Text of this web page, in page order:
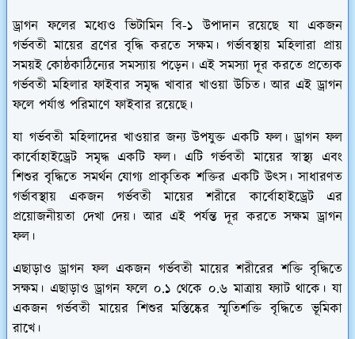
ড্রাগন ফলের মধ্যেও ভিটামিন বি-১ উপাদান রয়েছে যা একজন
গর্ভবতী মায়ের ব্রণের বৃদ্ধি করতে সক্ষম। গর্ভাবস্থায় মহিলারা প্রায়
সময়ই কোষ্ঠকাঠিন্যের সমস্যায় পড়েন। এই সমস্যা দূর করতে প্রত্যেক
গর্ভবতী মহিলার ফাইবার সমৃদ্ধ খাবার খাওয়া উচিত। আর এই ড্রাগন
ফলে পর্যাপ্ত পরিমাণে ফাইবার রয়েছে।
যা গর্ভবতী মহিলাদের খাওয়ার জন্য উপযুক্ত একটি ফল। ড্রাগন ফল
কার্বোহাইড্রেট সমৃদ্ধ একটি ফল। এটি গর্ভবতী মায়ের স্বাস্থ্য এবং
শিশুর বৃদ্ধিতে সমর্থন যোগ্য প্রাকৃতিক শক্তির একটি উৎস। সাধারণত
গর্ভাবস্থায় একজন গর্ভবতী মায়ের শরীরে কার্বোহাইড্রেট এর
প্রয়োজনীয়তা দেখা দেয়। আর এই পর্যন্ত দূর করতে সক্ষম ড্রাগন
ফল।
এছাড়াও ড্রাগন ফল একজন গর্ভবতী মায়ের শরীরের শক্তি বৃদ্ধিতে
সক্ষম। এছাড়াও ড্রাগন ফলে ০.১ থেকে ০.৬ মাত্রায় ফ্যাট থাকে। যা
একজন গর্ভবতী মায়ের শিশুর মস্তিষ্কের স্মৃতিশক্তি বৃদ্ধিতে ভূমিকা
রাখে।